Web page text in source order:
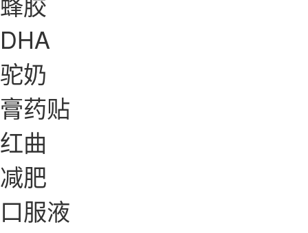
DHA
驼奶
膏药贴
红曲
减肥
口服液